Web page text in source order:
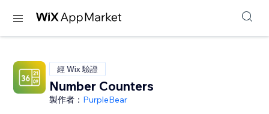
經 Wix 驗證
Number Counters
製作者： PurpleBear